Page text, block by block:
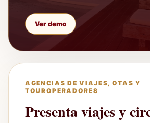
Ver demo
AGENCIAS DE VIAJES, OTAS Y
TOUROPERADORES
Presenta viajes y